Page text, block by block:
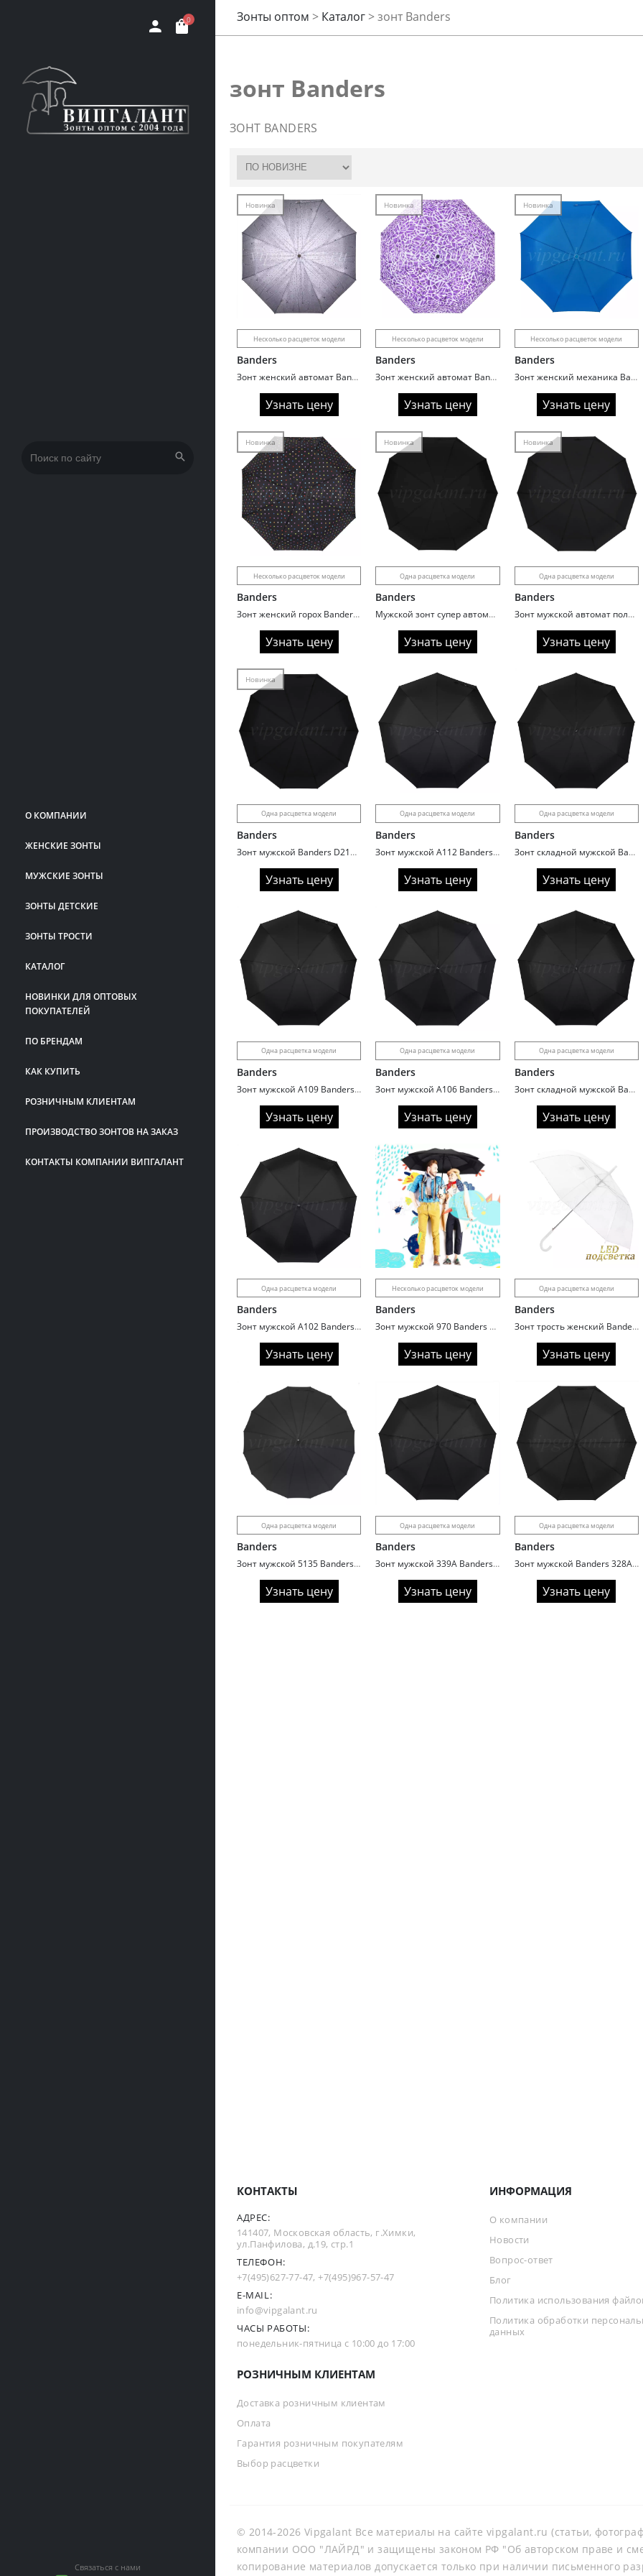
0
Искать:
О КОМПАНИИ
ЖЕНСКИЕ ЗОНТЫ
МУЖСКИЕ ЗОНТЫ
ЗОНТЫ ДЕТСКИЕ
ЗОНТЫ ТРОСТИ
КАТАЛОГ
НОВИНКИ ДЛЯ ОПТОВЫХ
ПОКУПАТЕЛЕЙ
ПО БРЕНДАМ
КАК КУПИТЬ
РОЗНИЧНЫМ КЛИЕНТАМ
ПРОИЗВОДСТВО ЗОНТОВ НА ЗАКАЗ
КОНТАКТЫ КОМПАНИИ ВИПГАЛАНТ
Связаться с нами
Зонты оптом > Каталог>зонт Banders
зонт Banders
ЗОНТ BANDERS
Новинка
Несколько расцветок модели
Banders
Зонт женский автомат Banders 962 Капли 3D
Узнать цену
Новинка
Несколько расцветок модели
Banders
Зонт женский автомат Banders P043 Абстракция
Узнать цену
Новинка
Несколько расцветок модели
Banders
Зонт женский механика Banders 1010 однотонный
Узнать цену
Новинка
Несколько расцветок модели
Banders
Зонт женский горох Banders 046 автомат
Узнать цену
Новинка
Одна расцветка модели
Banders
Мужской зонт супер автомат Banders D2104 с деревянной ручкой
Узнать цену
Новинка
Одна расцветка модели
Banders
Зонт мужской автомат полный Banders D2101 с прямой ручкой
Узнать цену
Новинка
Одна расцветка модели
Banders
Зонт мужской Banders D2103 супер автомат с системой Антиветер
Узнать цену
Одна расцветка модели
Banders
Зонт мужской A112 Banders 3 сл с/а 9 спиц ручка крюк кожа Great Size
Узнать цену
Одна расцветка модели
Banders
Зонт складной мужской Banders A114 ручка полукрюк
Узнать цену
Одна расцветка модели
Banders
Зонт мужской A109 Banders 3 сл с/а 9 спиц ручка гольф Great Size
Узнать цену
Одна расцветка модели
Banders
Зонт мужской A106 Banders 3 сл автомат 9 спиц ручка гольф
Узнать цену
Одна расцветка модели
Banders
Зонт складной мужской Banders A103 ручка гольф
Узнать цену
Одна расцветка модели
Banders
Зонт мужской A102 Banders 3 сл с/а 9 спиц ручка крюк
Узнать цену
Несколько расцветок модели
Banders
Зонт мужской 970 Banders трость автомат полиэстер Double Dome
Узнать цену
Одна расцветка модели
Banders
Зонт трость женский Banders 941N с подсветкой
Узнать цену
Одна расцветка модели
Banders
Зонт мужской 5135 Banders трость автомат 16 спиц ручка крюк дерево
Узнать цену
Одна расцветка модели
Banders
Зонт мужской 339A Banders 3 сл с/а 9 спиц ручка прямая
Узнать цену
Одна расцветка модели
Banders
Зонт мужской Banders 328A ручка крюк
Узнать цену
КОНТАКТЫ
АДРЕС:
141407, Московская область, г.Химки,
ул.Панфилова, д.19, стр.1
ТЕЛЕФОН:
+7(495)627-77-47,+7(495)967-57-47
E-MAIL:
info@vipgalant.ru
ЧАСЫ РАБОТЫ:
понедельник-пятница с 10:00 до 17:00
ИНФОРМАЦИЯ
О компании
Новости
Вопрос-ответ
Блог
Политика использования
Политика обработки
данных
РОЗНИЧНЫМ КЛИЕНТАМ
Доставка розничным клиентам
Оплата
Гарантия розничным покупателям
Выбор расцветки
© 2014-2026 Vipgalant Все материалы на сайте vipgalant.ru (статьи,
компании ООО "ЛАЙРД" и защищены законом РФ "Об авторском праве и
копирование материалов допускается только при наличии письменного